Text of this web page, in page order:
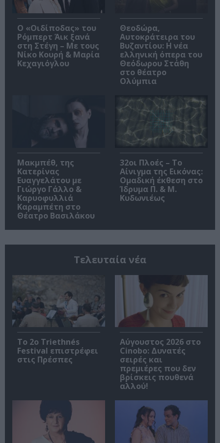
O «Οιδίποδας» του
Ρόμπερτ Άικ ξανά
στη Στέγη – Με τους
Νίκο Κουρή & Μαρία
Κεχαγιόγλου
Θεοδώρα,
Αυτοκράτειρα του
Βυζαντίου: Η νέα
ελληνική όπερα του
Θεόδωρου Στάθη
στο θέατρο
Ολύμπια
Μακμπέθ, της
Κατερίνας
Ευαγγελάτου με
Γιώργο Γάλλο &
Καρυοφυλλιά
Καραμπέτη στο
Θέατρο Βασιλάκου
32οι Πλοές – Το
Αίνιγμα της Εικόνας:
Ομαδική έκθεση στο
Ίδρυμα Π. & Μ.
Κυδωνιέως
Τελευταία νέα
Το 2ο Triethnés
Festival επιστρέφει
στις Πρέσπες
Αύγουστος 2026 στο
Cinobo: Δυνατές
σειρές και
πρεμιέρες που δεν
βρίσκεις πουθενά
αλλού!